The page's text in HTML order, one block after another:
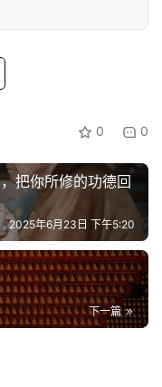
0 0
把你所修的功德回
2025年6月23日 下午5:20
下一篇